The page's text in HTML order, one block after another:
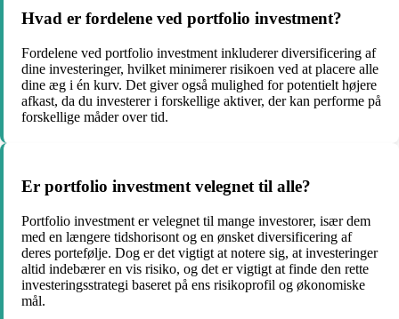
Hvad er fordelene ved portfolio investment?
Fordelene ved portfolio investment inkluderer diversificering af
dine investeringer, hvilket minimerer risikoen ved at placere alle
dine æg i én kurv. Det giver også mulighed for potentielt højere
afkast, da du investerer i forskellige aktiver, der kan performe på
forskellige måder over tid.
Er portfolio investment velegnet til alle?
Portfolio investment er velegnet til mange investorer, især dem
med en længere tidshorisont og en ønsket diversificering af
deres portefølje. Dog er det vigtigt at notere sig, at investeringer
altid indebærer en vis risiko, og det er vigtigt at finde den rette
investeringsstrategi baseret på ens risikoprofil og økonomiske
mål.